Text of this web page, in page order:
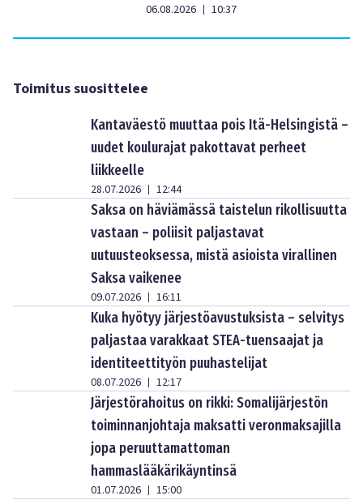
06.08.2026 | 10:37
Toimitus suosittelee
Kantaväestö muuttaa pois Itä-Helsingistä –
uudet koulurajat pakottavat perheet
liikkeelle
28.07.2026 | 12:44
Saksa on häviämässä taistelun rikollisuutta
vastaan – poliisit paljastavat
uutuusteoksessa, mistä asioista virallinen
Saksa vaikenee
09.07.2026 | 16:11
Kuka hyötyy järjestöavustuksista – selvitys
paljastaa varakkaat STEA-tuensaajat ja
identiteettityön puuhastelijat
08.07.2026 | 12:17
Järjestörahoitus on rikki: Somalijärjestön
toiminnanjohtaja maksatti veronmaksajilla
jopa peruuttamattoman
hammaslääkärikäyntinsä
01.07.2026 | 15:00